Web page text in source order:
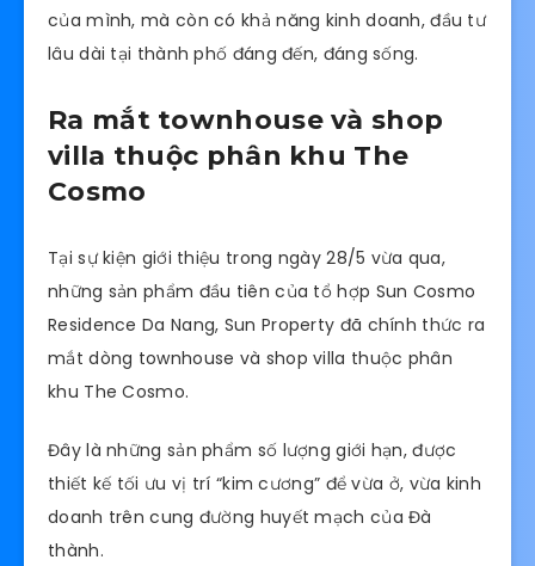
của mình, mà còn có khả năng kinh doanh, đầu tư
lâu dài tại thành phố đáng đến, đáng sống.
Ra mắt townhouse và shop
villa thuộc phân khu The
Cosmo
Tại sự kiện giới thiệu trong ngày 28/5 vừa qua,
những sản phẩm đầu tiên của tổ hợp Sun Cosmo
Residence Da Nang, Sun Property đã chính thức ra
mắt dòng townhouse và shop villa thuộc phân
khu The Cosmo.
Đây là những sản phẩm số lượng giới hạn, được
thiết kế tối ưu vị trí “kim cương” để vừa ở, vừa kinh
doanh trên cung đường huyết mạch của Đà
thành.